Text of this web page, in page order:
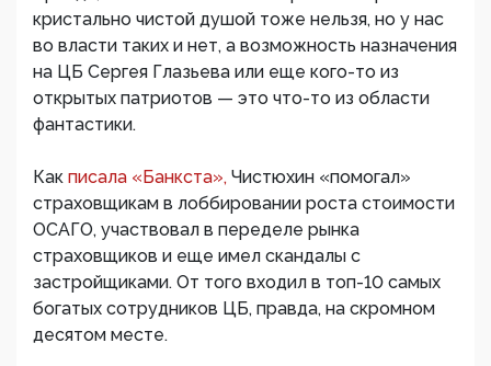
кристально чистой душой тоже нельзя, но у нас
во власти таких и нет, а возможность назначения
на ЦБ Сергея Глазьева или еще кого-то из
открытых патриотов — это что-то из области
фантастики.
Как писала «Банкста», Чистюхин «помогал»
страховщикам в лоббировании роста стоимости
ОСАГО, участвовал в переделе рынка
страховщиков и еще имел скандалы с
застройщиками. От того входил в топ-10 самых
богатых сотрудников ЦБ, правда, на скромном
десятом месте.